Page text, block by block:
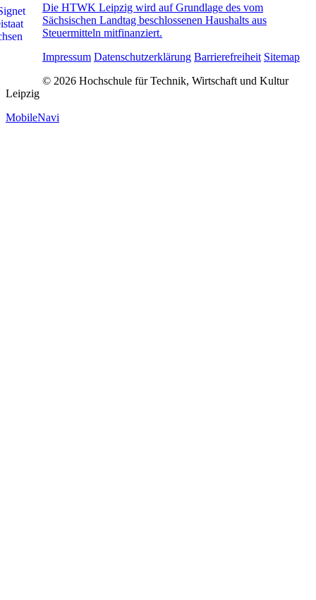
Die HTWK Leipzig wird auf Grundlage des vom
Sächsischen Landtag beschlossenen Haushalts aus
Steuermitteln mitfinanziert.
Impressum Datenschutzerklärung Barrierefreiheit Sitemap
© 2026 Hochschule für Technik, Wirtschaft und Kultur
Leipzig
MobileNavi